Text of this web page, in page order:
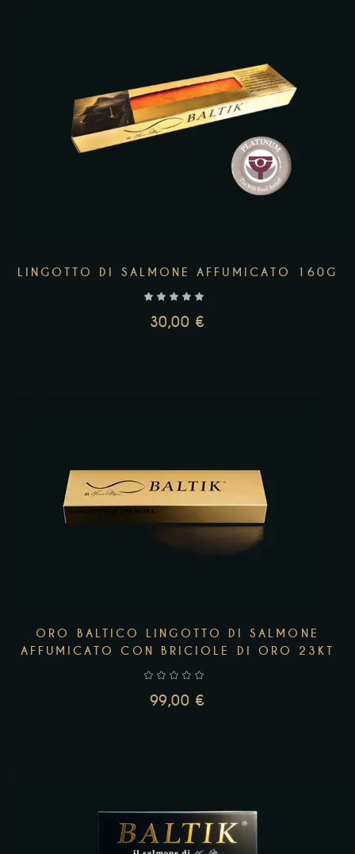
AGGIUNGI AL CARRELLO
LINGOTTO DI SALMONE AFFUMICATO 160G
30,00 €
ORO BALTICO LINGOTTO DI SALMONE
AFFUMICATO CON BRICIOLE DI ORO 23KT
99,00 €
AGGIUNGI AL CARRELLO